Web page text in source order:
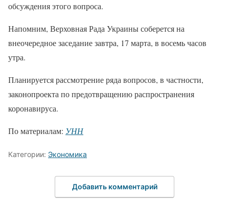
обсуждения этого вопроса.
Напомним, Верховная Рада Украины соберется на
внеочередное заседание завтра, 17 марта, в восемь часов
утра.
Планируется рассмотрение ряда вопросов, в частности,
законопроекта по предотвращению распространения
коронавируса.
По материалам: УНН
Категории: Экономика
Добавить комментарий